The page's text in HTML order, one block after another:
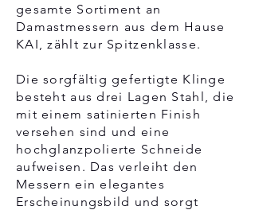
gesamte Sortiment an
Damastmessern aus dem Hause
KAI, zählt zur Spitzenklasse.
Die sorgfältig gefertigte Klinge
besteht aus drei Lagen Stahl, die
mit einem satinierten Finish
versehen sind und eine
hochglanzpolierte Schneide
aufweisen. Das verleiht den
Messern ein elegantes
Erscheinungsbild und sorgt